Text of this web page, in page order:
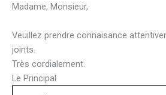
Madame, Monsieur,
Veuillez prendre connaisance
joints.
Très cordialement.
Le Principal